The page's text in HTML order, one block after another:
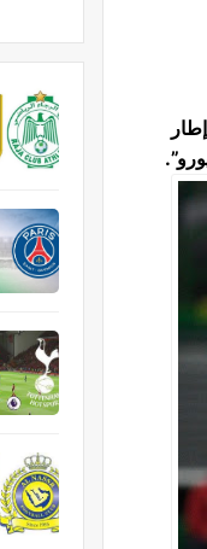
السبت 19 يونيو، في إطار